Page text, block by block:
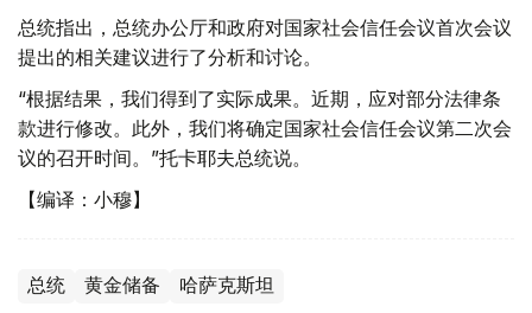
总统指出，总统办公厅和政府对国家社会信任会议首次会议
提出的相关建议进行了分析和讨论。
“根据结果，我们得到了实际成果。近期，应对部分法律条
款进行修改。此外，我们将确定国家社会信任会议第二次会
议的召开时间。”托卡耶夫总统说。
【编译：小穆】
总统 黄金储备 哈萨克斯坦